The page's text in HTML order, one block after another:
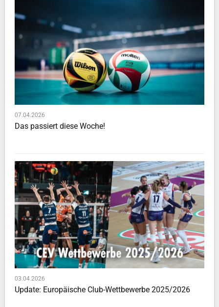
07.04.2026
Das passiert diese Woche!
03.04.2026
Update: Europäische Club-Wettbewerbe 2025/2026